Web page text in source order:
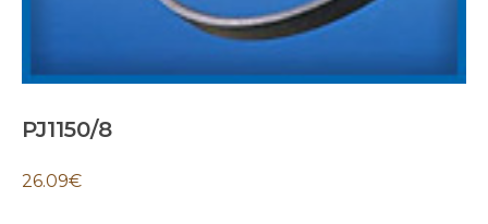
PJ1150/8
26.09€